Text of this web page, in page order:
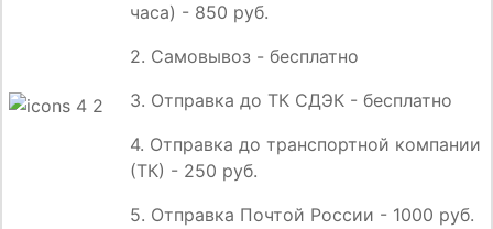
часа) - 850 руб.
2. Самовывоз - бесплатно
3. Отправка до ТК СДЭК - бесплатно
4. Отправка до транспортной компании
(ТК) - 250 руб.
5. Отправка Почтой России - 1000 руб.